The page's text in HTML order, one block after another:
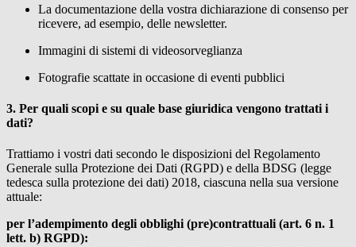
La documentazione della vostra dichiarazione di consenso per
ricevere, ad esempio, delle newsletter.
Immagini di sistemi di videosorveglianza
Fotografie scattate in occasione di eventi pubblici
3. Per quali scopi e su quale base giuridica vengono trattati i
dati?
Trattiamo i vostri dati secondo le disposizioni del Regolamento
Generale sulla Protezione dei Dati (RGPD) e della BDSG (legge
tedesca sulla protezione dei dati) 2018, ciascuna nella sua versione
attuale:
per l’adempimento degli obblighi (pre)contrattuali (art. 6 n. 1
lett. b) RGPD):